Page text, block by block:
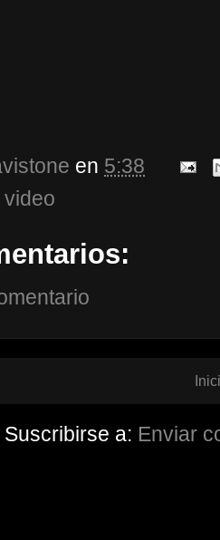
en 5:38
Suscribirse a: Enviar